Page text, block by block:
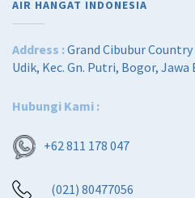
AIR HANGAT INDONESIA
Address :Grand Cibubur Country
Udik, Kec. Gn. Putri, Bogor, Jawa
Hubungi Kami :
+62 811 178 047
(021) 80477056